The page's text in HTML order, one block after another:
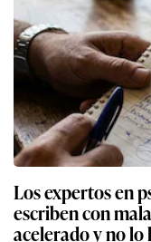
Los expertos en
escriben con
acelerado y no